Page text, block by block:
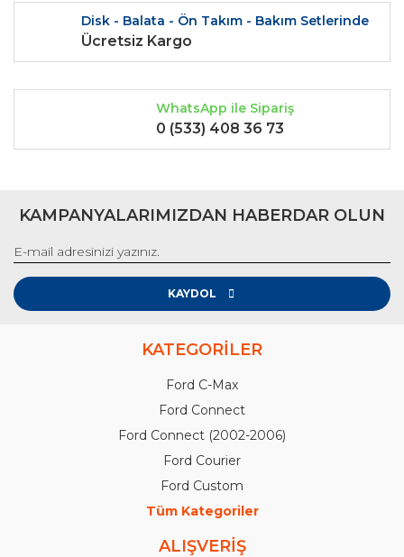
Disk - Balata - Ön Takım - Bakım Setlerinde
Ücretsiz Kargo
WhatsApp ile Sipariş
0 (533) 408 36 73
KAMPANYALARIMIZDAN HABERDAR OLUN
KAYDOL
KATEGORİLER
Ford C-Max
Ford Connect
Ford Connect (2002-2006)
Ford Courier
Ford Custom
Tüm Kategoriler
ALIŞVERİŞ